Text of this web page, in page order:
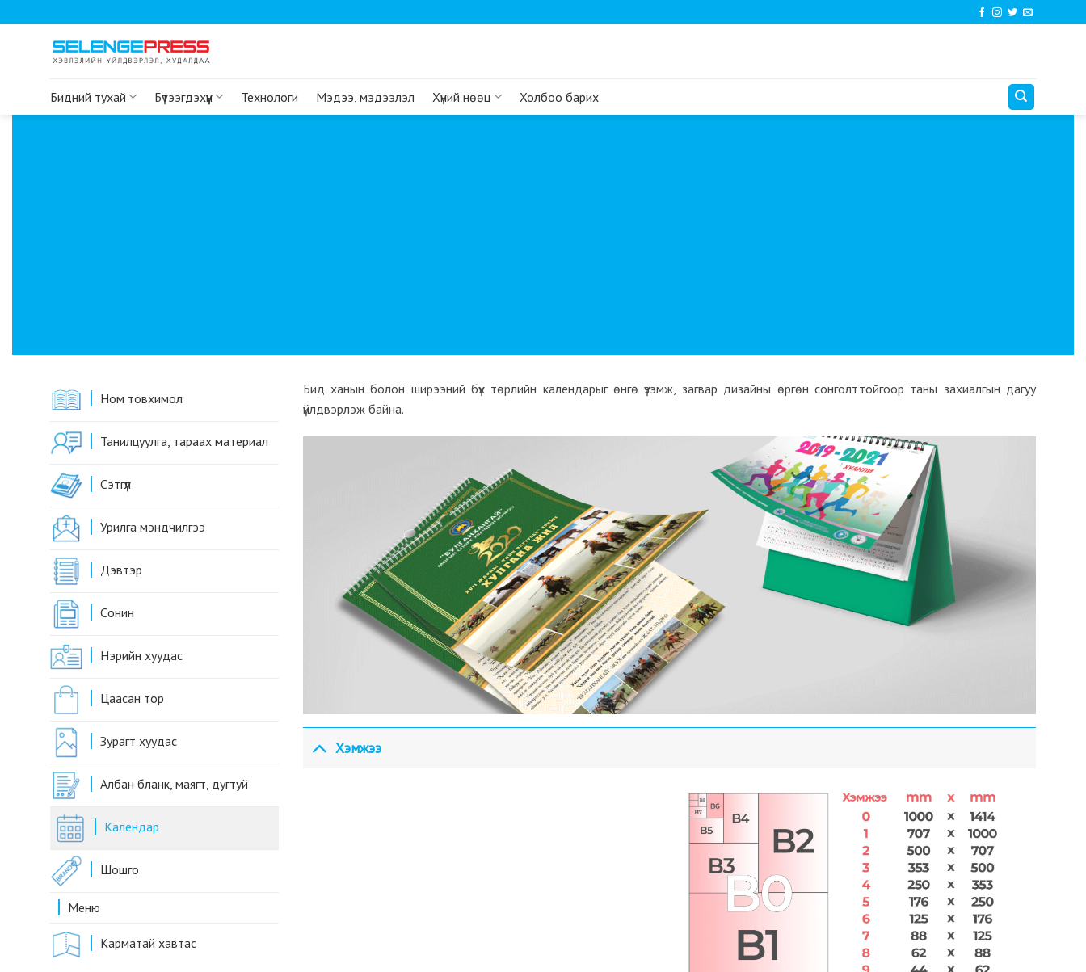
to
Бидний тухай Бүтээгдэхүүн Технологи Мэдээ, мэдээлэл Хүний нөөц Холбоо барих
Ном товхимол
Танилцуулга, тараах материал
Сэтгүүл
Урилга мэндчилгээ
Дэвтэр
Cонин
Нэрийн хуудас
Цаасан тор
Зурагт хуудас
Албан бланк, маягт, дугтуй
Календар
Шошго
Меню
Карматай хавтас
Бид ханын болон ширээний бүх төрлийн календарыг өнгө үзэмж, загвар дизайны өргөн сонголттойгоор таны захиалгын дагуу
үйлдвэрлэж байна.
Хэмжээ